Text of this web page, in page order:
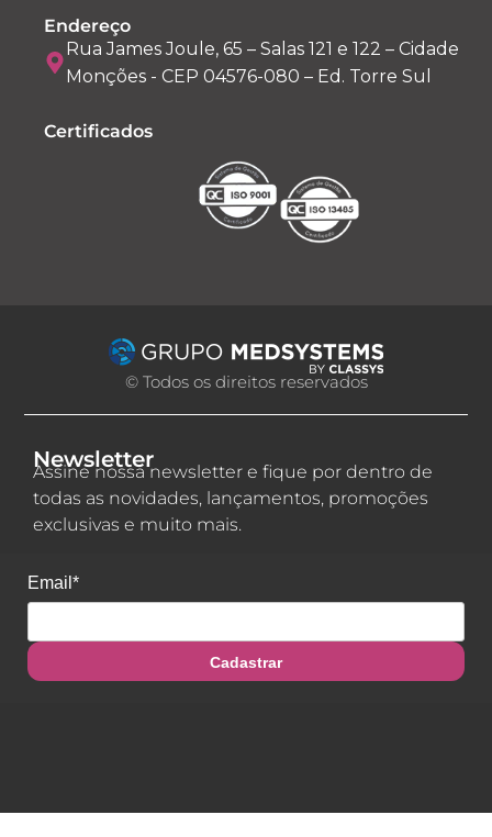
Endereço
Rua James Joule, 65 – Salas 121 e 122 – Cidade
Monções - CEP 04576-080 – Ed. Torre Sul
Certificados
© Todos os direitos reservados
Newsletter
Assine nossa newsletter e fique por dentro de
todas as novidades, lançamentos, promoções
exclusivas e muito mais.
Email*
Cadastrar